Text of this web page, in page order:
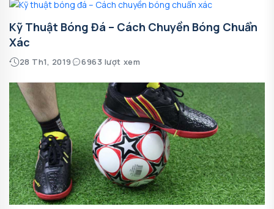
Kỹ Thuật Bóng Đá – Cách Chuyền Bóng Chuẩn
Xác
28 Th1, 2019 6963 lượt xem